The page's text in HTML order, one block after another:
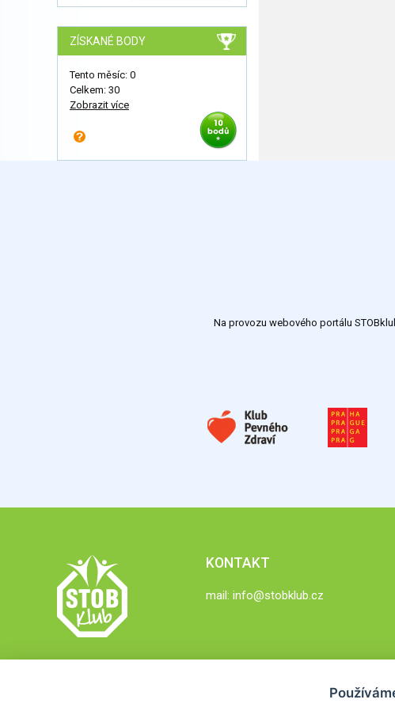
ZÍSKANÉ BODY
Tento měsíc: 0
Celkem: 30
Zobrazit více
Na provozu webového portálu
KONTAKT
mail: info@stobklub.cz